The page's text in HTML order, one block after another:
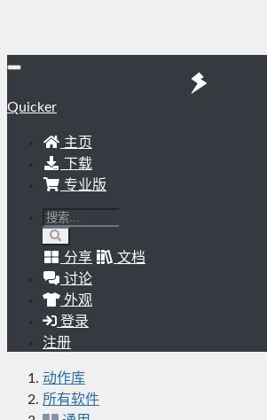
Quicker
主页
下载
专业版
分享
文档
讨论
外观
登录
注册
动作库
所有软件